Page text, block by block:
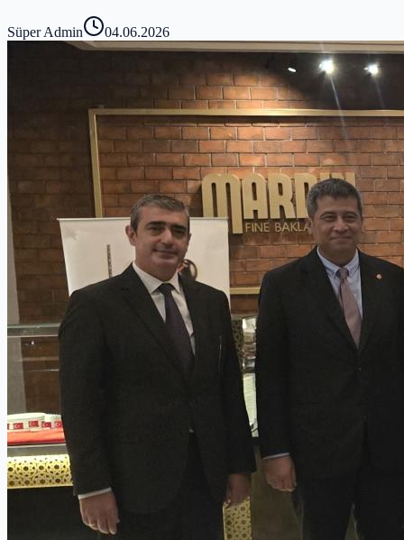
Süper Admin 04.06.2026